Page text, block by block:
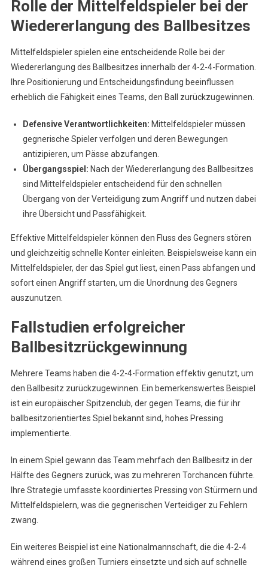
Rolle der Mittelfeldspieler bei der
Wiedererlangung des Ballbesitzes
Mittelfeldspieler spielen eine entscheidende Rolle bei der
Wiedererlangung des Ballbesitzes innerhalb der 4-2-4-Formation.
Ihre Positionierung und Entscheidungsfindung beeinflussen
erheblich die Fähigkeit eines Teams, den Ball zurückzugewinnen.
Defensive Verantwortlichkeiten: Mittelfeldspieler müssen
gegnerische Spieler verfolgen und deren Bewegungen
antizipieren, um Pässe abzufangen.
Übergangsspiel: Nach der Wiedererlangung des Ballbesitzes
sind Mittelfeldspieler entscheidend für den schnellen
Übergang von der Verteidigung zum Angriff und nutzen dabei
ihre Übersicht und Passfähigkeit.
Effektive Mittelfeldspieler können den Fluss des Gegners stören
und gleichzeitig schnelle Konter einleiten. Beispielsweise kann ein
Mittelfeldspieler, der das Spiel gut liest, einen Pass abfangen und
sofort einen Angriff starten, um die Unordnung des Gegners
auszunutzen.
Fallstudien erfolgreicher
Ballbesitzrückgewinnung
Mehrere Teams haben die 4-2-4-Formation effektiv genutzt, um
den Ballbesitz zurückzugewinnen. Ein bemerkenswertes Beispiel
ist ein europäischer Spitzenclub, der gegen Teams, die für ihr
ballbesitzorientiertes Spiel bekannt sind, hohes Pressing
implementierte.
In einem Spiel gewann das Team mehrfach den Ballbesitz in der
Hälfte des Gegners zurück, was zu mehreren Torchancen führte.
Ihre Strategie umfasste koordiniertes Pressing von Stürmern und
Mittelfeldspielern, was die gegnerischen Verteidiger zu Fehlern
zwang.
Ein weiteres Beispiel ist eine Nationalmannschaft, die die 4-2-4
während eines großen Turniers einsetzte und sich auf schnelle